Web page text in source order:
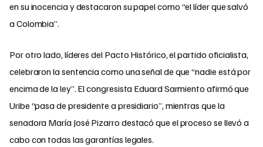
en su inocencia y destacaron su papel como “el líder que salvó
a Colombia”.
Por otro lado, líderes del Pacto Histórico, el partido oficialista,
celebraron la sentencia como una señal de que “nadie está por
encima de la ley”. El congresista Eduard Sarmiento afirmó que
Uribe “pasa de presidente a presidiario”, mientras que la
senadora María José Pizarro destacó que el proceso se llevó a
cabo con todas las garantías legales.